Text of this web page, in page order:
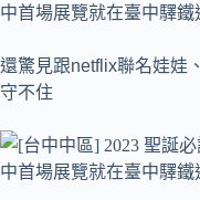
還驚見跟netflix聯名娃娃
守不住